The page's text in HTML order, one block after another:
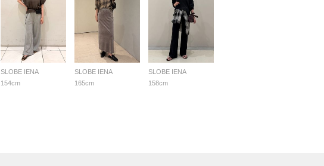
SLOBE IENA
154cm
SLOBE IENA
165cm
SLOBE IENA
158cm